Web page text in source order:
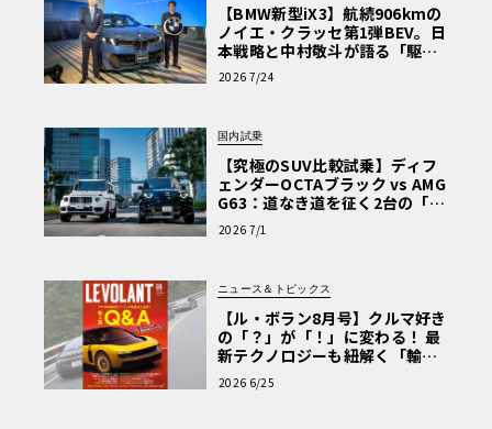
【BMW新型iX3】航続906kmの
ノイエ・クラッセ第1弾BEV。日
本戦略と中村敬斗が語る「駆け
ぬける歓び」
2026 7/24
国内試乗
【究極のSUV比較試乗】ディフ
ェンダーOCTAブラック vs AMG
G63：道なき道を征く2台の「対
極的アプローチ」
2026 7/1
ニュース＆トピックス
【ル・ボラン8月号】クルマ好き
の「？」が「！」に変わる！ 最
新テクノロジーも紐解く「輸入
車Q&A」
2026 6/25